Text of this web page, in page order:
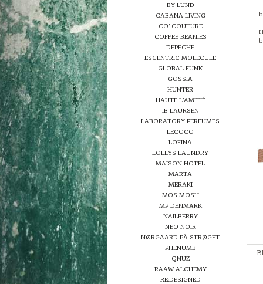
BY LUND
CABANA LIVING
CO' COUTURE
COFFEE BEANIES
DEPECHE
ESCENTRIC MOLECULE
GLOBAL FUNK
GOSSIA
HUNTER
HAUTE L'AMITIÉ
IB LAURSEN
LABORATORY PERFUMES
LECOCO
LOFINA
LOLLYS LAUNDRY
MAISON HOTEL
MARTA
MERAKI
MOS MOSH
MP DENMARK
NAILBERRY
NEO NOIR
NØRGAARD PÅ STRØGET
PHENUMB
QNUZ
RAAW ALCHEMY
RE:DESIGNED